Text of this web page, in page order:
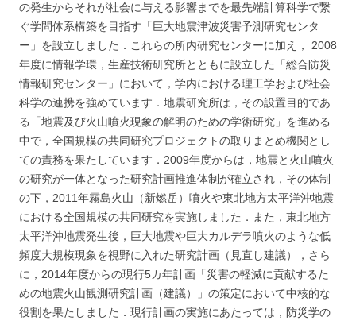
の発生からそれが社会に与える影響までを最先端計算科学で繋
ぐ学問体系構築を目指す「巨大地震津波災害予測研究センタ
ー」を設立しました．これらの所内研究センターに加え， 2008
年度に情報学環，生産技術研究所とともに設立した「総合防災
情報研究センター」において，学内における理工学および社会
科学の連携を強めています．地震研究所は，その設置目的であ
る「地震及び火山噴火現象の解明のための学術研究」を進める
中で，全国規模の共同研究プロジェクトの取りまとめ機関と し
ての責務を果たしています．2009年度からは，地震と火山噴火
の研究が一体となった研究計画推進体制が確立され ，その体制
の下，2011年霧島火山（新燃岳）噴火や東北地方太平洋沖地震
における全国規模の共同研究を実施しました．また，東北地方
太平洋沖地震発生後，巨大地震や巨大カルデラ噴火のような低
頻度大規模現象を視野に入れた研究計画（見直し建議），さら
に，2014年度からの現行5カ年計画「災害の軽減に貢献するた
めの地震火山観測研究計画（建議）」の策定において中核的な
役割を果たしました．現行計画の実施にあたっては，防災学の